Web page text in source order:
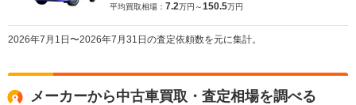
平均買取相場： 7.2万円～150.5万円
2026年7月1日〜2026年7月31日の査定依頼数を元に集計。
メーカーから中古車買取・査定相場を調べる